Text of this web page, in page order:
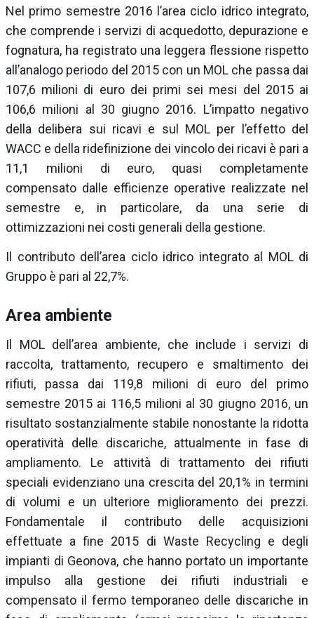
Nel primo semestre 2016 l’area ciclo idrico integrato,
che comprende i servizi di acquedotto, depurazione e
fognatura, ha registrato una leggera flessione rispetto
all’analogo periodo del 2015 con un MOL che passa dai
107,6 milioni di euro dei primi sei mesi del 2015 ai
106,6 milioni al 30 giugno 2016. L’impatto negativo
della delibera sui ricavi e sul MOL per l’effetto del
WACC e della ridefinizione dei vincolo dei ricavi è pari a
11,1 milioni di euro, quasi completamente
compensato dalle efficienze operative realizzate nel
semestre e, in particolare, da una serie di
ottimizzazioni nei costi generali della gestione.
Il contributo dell’area ciclo idrico integrato al MOL di
Gruppo è pari al 22,7%.
Area ambiente
Il MOL dell’area ambiente, che include i servizi di
raccolta, trattamento, recupero e smaltimento dei
rifiuti, passa dai 119,8 milioni di euro del primo
semestre 2015 ai 116,5 milioni al 30 giugno 2016, un
risultato sostanzialmente stabile nonostante la ridotta
operatività delle discariche, attualmente in fase di
ampliamento. Le attività di trattamento dei rifiuti
speciali evidenziano una crescita del 20,1% in termini
di volumi e un ulteriore miglioramento dei prezzi.
Fondamentale il contributo delle acquisizioni
effettuate a fine 2015 di Waste Recycling e degli
impianti di Geonova, che hanno portato un importante
impulso alla gestione dei rifiuti industriali e
compensato il fermo temporaneo delle discariche in